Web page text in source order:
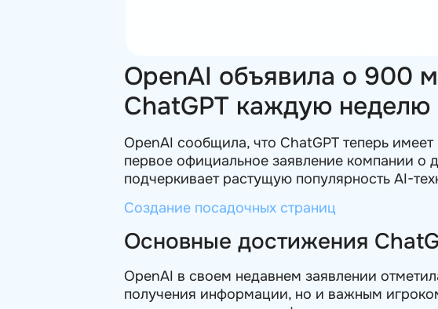
OpenAI объявила о 900
ChatGPT каждую неделю
OpenAI сообщила, что ChatGPT теперь
первое официальное заявление компании о
подчеркивает растущую популярность AI-
Создание посадочных страниц
Основные достижения
OpenAI в своем недавнем заявлении
получения информации, но и важным